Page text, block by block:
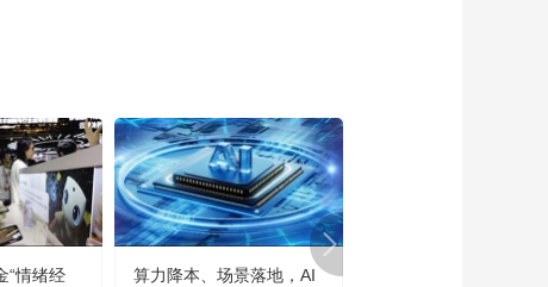
“情绪经
算力降本、场景落地，AI